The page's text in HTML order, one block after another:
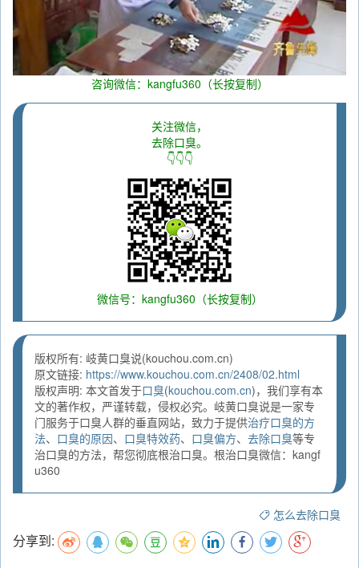
咨询微信：kangfu360（长按复制）
关注微信，
去除口臭。
👇👇👇
微信号：kangfu360（长按复制）
版权所有: 岐黄口臭说(kouchou.com.cn)
原文链接: https://www.kouchou.com.cn/2408/02.html
版权声明: 本文首发于口臭(kouchou.com.cn)，我们享有本
文的著作权，严谨转载，侵权必究。岐黄口臭说是一家专
门服务于口臭人群的垂直网站，致力于提供治疗口臭的方
法、 口臭的原因、 口臭特效药、 口臭偏方、 去除口臭等专
治口臭的方法，帮您彻底根治口臭。根治口臭微信：kangf
u360
怎么去除口臭
分享到: